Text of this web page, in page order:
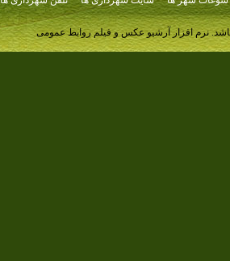
نرم افزار آرشیو عکس و فیلم روابط عمومی